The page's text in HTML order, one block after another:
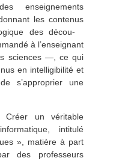
enseignements
les contenus
des décou-
à l’enseignant
sciences —, ce qui
en intelligibilité et
s’approprier une
un véritable
intitulé
», matière à part
des professeurs